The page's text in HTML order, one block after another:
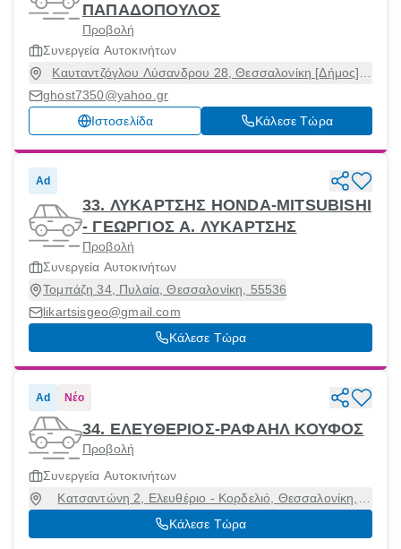
ΠΑΠΑΔΟΠΟΥΛΟΣ
Προβολή
Συνεργεία Αυτοκινήτων
Καυταντζόγλου Λύσανδρου 28, Θεσσαλονίκη [Δήμος],
Θεσσαλονίκη, 54639
ghost7350@yahoo.gr
Ιστοσελίδα
Κάλεσε Τώρα
Ad
33. ΛΥΚΑΡΤΣΗΣ HONDA-MITSUBISHI
- ΓΕΩΡΓΙΟΣ Α. ΛΥΚΑΡΤΣΗΣ
Προβολή
Συνεργεία Αυτοκινήτων
Τομπάζη 34, Πυλαία, Θεσσαλονίκη, 55536
likartsisgeo@gmail.com
Κάλεσε Τώρα
Ad Νέο
34. ΕΛΕΥΘΕΡΙΟΣ-ΡΑΦΑΗΛ ΚΟΥΦΟΣ
Προβολή
Συνεργεία Αυτοκινήτων
Κατσαντώνη 2, Ελευθέριο - Κορδελιό, Θεσσαλονίκη,
56334
Κάλεσε Τώρα